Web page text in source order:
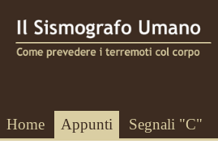
Home Appunti Segnali "C"